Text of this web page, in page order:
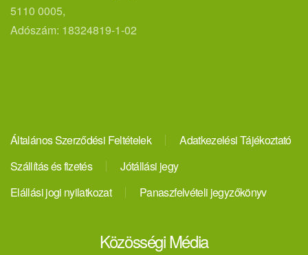
5110 0005,
Adószám: 18324819-1-02
Általános Szerződési Feltételek
Adatkezelési Tájékoztató
Szállítás és fizetés
Jótállási jegy
Elállási jogi nyilatkozat
Panaszfelvételi jegyzőkönyv
Közösségi Média